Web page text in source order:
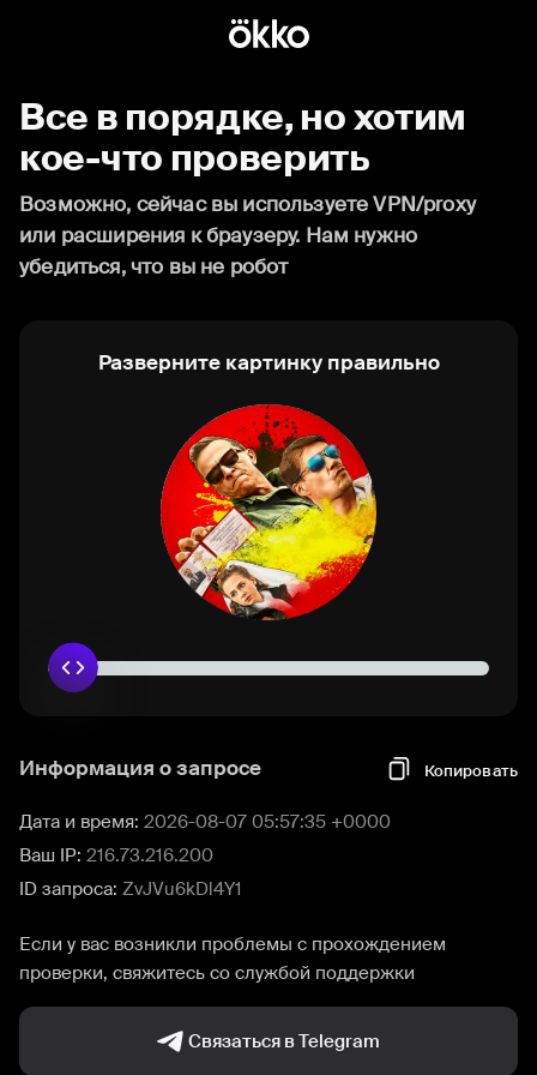
Все в порядке, но хотим
кое-что проверить
Возможно, сейчас вы используете VPN/proxy
или расширения к браузеру. Нам нужно
убедиться, что вы не робот
Разверните картинку правильно
Информация о запросе Копировать
Дата и время: 2026-08-07 05:57:35 +0000
Ваш IP: 216.73.216.200
ID запроса: ZvJVu6kDl4Y1
Если у вас возникли проблемы с прохождением
проверки, свяжитесь со службой поддержки
Связаться в Telegram